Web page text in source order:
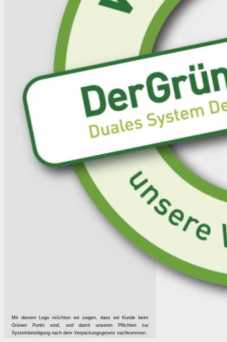
Mit diesem Logo möchten wir zeigen, dass wir Kunde beim
Grünen Punkt sind, und damit unseren Pflichten zur
Systembeteiligung nach dem Verpackungsgesetz nachkommen.